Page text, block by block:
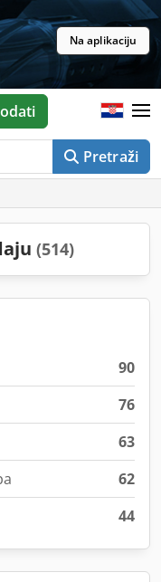
Na aplikaciju
Pretraži
(514)
90
76
63
62
44